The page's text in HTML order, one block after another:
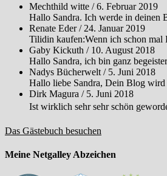
Mechthild witte /6. Februar 2019
Hallo Sandra. Ich werde in deinen
Renate Eder/ 24. Januar 2019
Tilidin kaufen:Wenn ich schon mal
Gaby Kickuth / 10. August 2018
Hallo Sandra, ich bin ganz
Nadys Bücherwelt / 5. Juni 2018
Hallo liebe Sandra, Dein Blog wird
Dirk Magura / 5. Juni 2018
Ist wirklich sehr sehr schön
Das Gästebuch besuchen
Meine Netgalley Abzeichen